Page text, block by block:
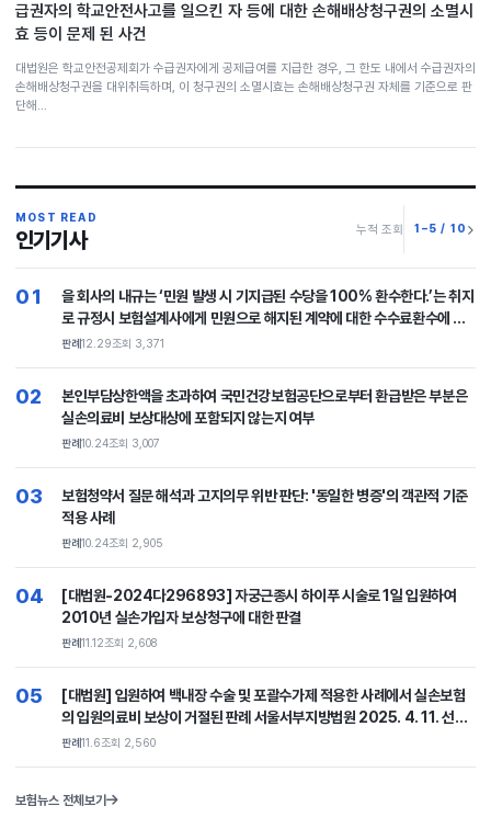
급권자의 학교안전사고를 일으킨 자 등에 대한 손해배상청구권의 소멸시
효 등이 문제 된 사건
대법원은 학교안전공제회가 수급권자에게 공제급여를 지급한 경우, 그 한도 내에서 수급권자의
손해배상청구권을 대위취득하며, 이 청구권의 소멸시효는 손해배상청구권 자체를 기준으로 판
단해…
MOST READ
인기기사 누적 조회 6–10 / 10
06
보험계약 체결 후 ‘피보험자의 직업 또는 직무변경시 된 때에는 보험계약자
또는 피보험자는 지체 없이 회사에 통지하도록 하는 조항’은 보험회사가 명
시·설명하여야 하는 보험계약의 중요한 내용에 해당하는 것으로 보험회사
판례10.24조회 2,377
07
실손의료보험 약관 변경으로 다초점 인공수정체 비용이 실손의료보험 보
장에서 제외되자, 안과의원을 운영하는 의사 갑이 을 등에게 백내장 수술 및
다초점 인공수정체 삽입술을 시행하면서 실손의료보험이 적용되는 검사비
검사비를 청구하여 병 회사가 을 등에게 보험금을 지급하였는데, 병 회사가
갑과 을 등을 상대로 이를 기망행위라고 주장하며 손해배상을 구한 사안에
서, 제반 사정에 비추어 갑과 을 등의 위와 같은 행위가 공동불법행위 요건
으로서 위법행위에 해당한다고 보기 어려운데도, 이와 달리 본 원심판단에
법리오해 등의 잘못이 있다고 한 사례
판례11.3조회 2,320
08
과거의 암이 가입 후 다시 나타났을 때, 이를 '새로운 암의 진단'으로 볼 것
인지 아니면 '과거 사고의 연장(재발)'으로 보아 면책할 것인가?
판례4.13조회 2,293
09
쌍방과실로 교통사고 발생 시 자차보험계약에 따라 차량수리비 중 자기부
담금 상당액을 보상받지 못한 피보험자들이 상대차량 측을 상대로 자기부
담금 상당의 손해배상을 청구한 사건
판례3.27조회 2,224
10
상법상 고지의무의 대상이 되는 ‘중요한 사항’이 무엇을 의미하는지를 밝히
면서, 보험청약서에 일정한 사항에 관하여 답변을 구하는 취지가 포함된 경
우 이는 ‘중요한 사항’으로 추정
판례10.24조회 2,191
보험뉴스 전체보기